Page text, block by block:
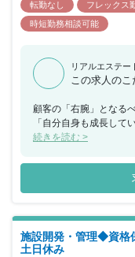
転勤なし
フレックス
時短勤務相談可能
リアルエステー
この求人の
顧客の「右腕」となる
「自分自身も成長して
です。100人の仲間を
続きを読む >
施設開発・管理◆資格
土日休み